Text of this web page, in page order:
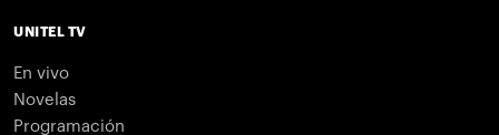
UNITEL TV
En vivo
Novelas
Programación